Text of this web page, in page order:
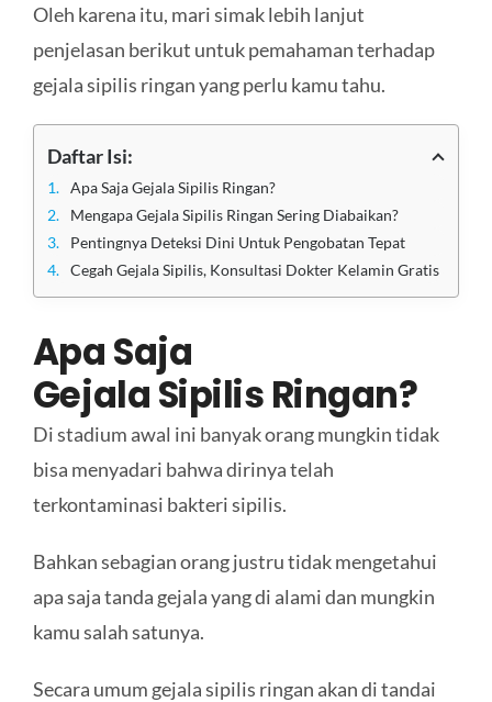
Oleh karena itu, mari simak lebih lanjut
penjelasan berikut untuk pemahaman terhadap
gejala sipilis ringan yang perlu kamu tahu.
Daftar Isi:
Apa Saja Gejala Sipilis Ringan?
Mengapa Gejala Sipilis Ringan Sering Diabaikan?
Pentingnya Deteksi Dini Untuk Pengobatan Tepat
Cegah Gejala Sipilis, Konsultasi Dokter Kelamin Gratis
Apa Saja
Gejala Sipilis Ringan?
Di stadium awal ini banyak orang mungkin tidak
bisa menyadari bahwa dirinya telah
terkontaminasi bakteri sipilis.
Bahkan sebagian orang justru tidak mengetahui
apa saja tanda gejala yang di alami dan mungkin
kamu salah satunya.
Secara umum gejala sipilis ringan akan di tandai